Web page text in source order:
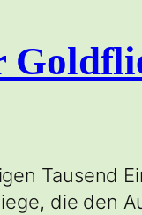
Tausend
die den